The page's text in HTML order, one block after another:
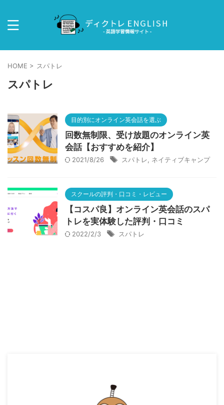
HOME > スパトレ
スパトレ
目的別にオンライン英会話を選ぶ
回数無制限、受け放題のオンライン英
会話【おすすめを紹介】
2021/8/26 スパトレ ネイティブキャンプ
スクールの評判・口コミ・レビュー
【コスパ良】オンライン英会話のスパ
トレを実体験した評判・口コミ
2022/2/3 スパトレ